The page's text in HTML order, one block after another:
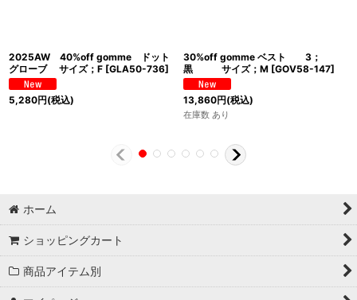
2025AW 40%off gomme ドット
グローブ サイズ；F [GLA50-736]
5,280円(税込)
30%off gomme ベスト 3；
黒 サイズ；M [GOV58-147]
13,860円(税込)
在庫数 あり
ホーム
ショッピングカート
商品アイテム別